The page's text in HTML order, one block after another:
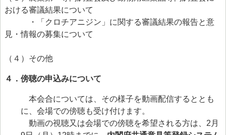
おける審議結果について
・「クロチアニジン」に関する審議結果の報告と意
見・情報の募集について
（４）その他
４．傍聴の申込みについて
本会合については、その様子を動画配信するととも
に、会場での傍聴も受け付けます。
動画の視聴又は会場での傍聴を希望される方は、2月